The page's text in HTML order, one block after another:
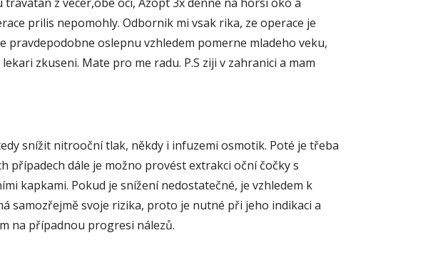
prilis nepomohly. Odbornik mi vsak rika, ze operace je
pravdepodobne oslepnu vzhledem pomerne mladeho veku,
zkuseni. Mate pro me radu. P.S ziji v zahranici a mam
snížit nitrooční tlak, někdy i infuzemi osmotik. Poté je třeba
dále je možno provést extrakci oční čočky s
kapkami. Pokud je snížení nedostatečné, je vzhledem k
samozřejmě svoje rizika, proto je nutné při jeho indikaci a
na případnou progresi nálezů.